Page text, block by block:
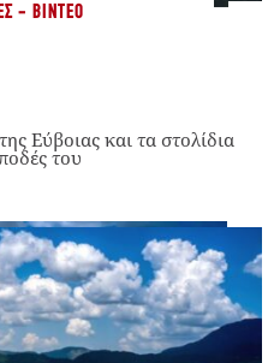
- ΒΊΝΤΕΟ
Εύβοιας και τα στολίδια
του